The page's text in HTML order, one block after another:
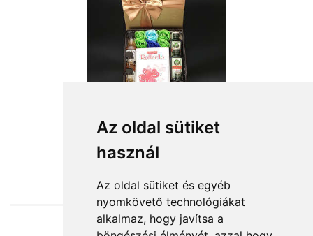
Az oldal sütiket
használ
Az oldal sütiket és egyéb
nyomkövető technológiákat
alkalmaz, hogy javítsa a
Férfi infúzió
21 600 Ft-tól